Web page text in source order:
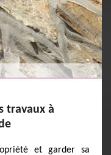
travaux à
et garder sa